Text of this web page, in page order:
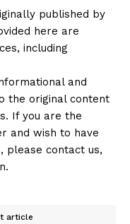
published by
here are
including
and
the original content
If you are the
and wish to have
please contact us,
article